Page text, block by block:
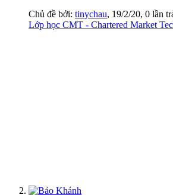
Chủ đề bởi: tinychau, 19/2/20, 0 lần
Lớp học CMT - Chartered Market